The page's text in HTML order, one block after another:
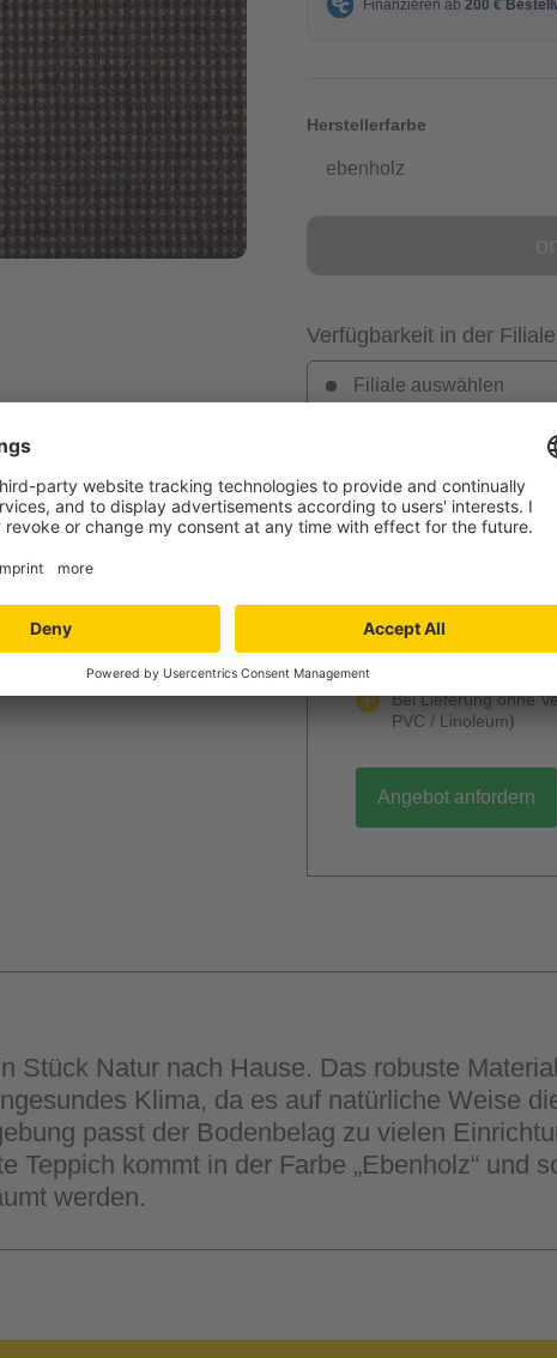
Herstellerfarbe
ebenholz
Verfügbarkeit in der
Filiale auswählen
Jetzt Ihr
Verlegung und
Angebot wird
unverbindlich &
Mengenrabatt
Bei Lieferung ohne
PVC / Linoleum)
Angebot anfordern
Stück Natur nach Hause. Das robuste
Klima, da es auf natürliche Weise
passt der Bodenbelag zu vielen
Teppich kommt in der Farbe „Ebenholz“ und
werden.